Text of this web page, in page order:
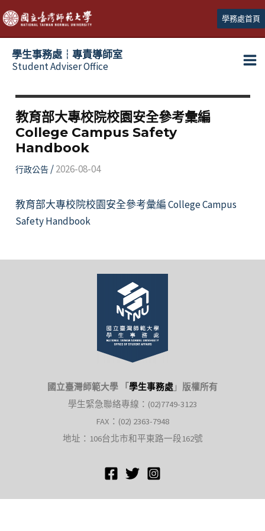
跳
至
主
學務處首頁
學生事務處┆專責導師室
Student Adviser Office
教育部大專校院校園安全參考彙編
College Campus Safety
Handbook
行政公告/2026-08-04
教育部大專校院校園安全參考彙編 College Campus
Safety Handbook
國立臺灣師範大學 「 學生事務處 」 版權所有
學生緊急聯絡專線：(02)7749-3123
FAX：(02) 2363-7948
地址：106台北市和平東路一段162號